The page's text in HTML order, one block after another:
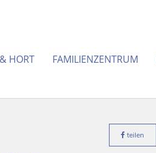
HORT FAMILIENZENTRUM
teilen